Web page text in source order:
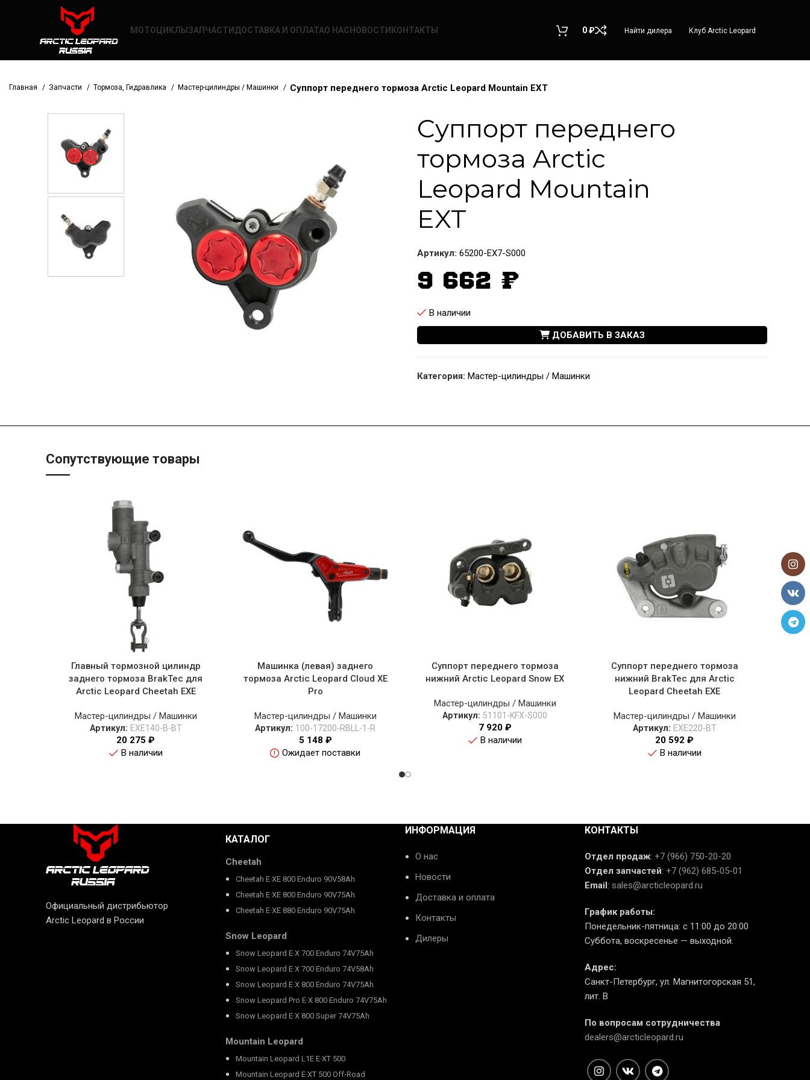
МОТОЦИКЛЫ ЗАПЧАСТИ ДОСТАВКА И ОПЛАТАО НАС НОВОСТИ КОНТАКТЫ 0₽ Найти дилера Клуб Arctic Leopard
Главная Запчасти Тормоза, Гидравлика Мастер-цилиндры / Машинки Суппорт переднего тормоза Arctic Leopard Mountain EXT
Суппорт переднего
тормоза Arctic
Leopard Mountain
EXT
Артикул: 65200-EX7-S000
9 662 ₽
В наличии
ДОБАВИТЬ В ЗАКАЗ
Категория: Мастер-цилиндры / Машинки
Сопутствующие товары
Главный тормозной цилиндр
заднего тормоза BrakTec для
Arctic Leopard Cheetah EXE
Мастер-цилиндры / Машинки
Артикул: EXE140-B-BT
20 275 ₽
В наличии
Машинка (левая) заднего
тормоза Arctic Leopard Cloud XE
Pro
Мастер-цилиндры / Машинки
Артикул: 100-17200-RBLL-1-R
5 148 ₽
Ожидает поставки
Суппорт переднего тормоза
нижний Arctic Leopard Snow EX
Мастер-цилиндры / Машинки
Артикул: 51101-KFX-S000
7 920 ₽
В наличии
Суппорт переднего тормоза
нижний BrakTec для Arctic
Leopard Cheetah EXE
Мастер-цилиндры / Машинки
Артикул: EXE220-BT
20 592 ₽
В наличии
Официальный дистрибьютор
Arctic Leopard в России
КАТАЛОГ
Cheetah
Cheetah E·XE 800 Enduro 90V58Ah
Cheetah E·XE 800 Enduro 90V75Ah
Cheetah E·XE 880 Enduro 90V75Ah
Snow Leopard
Snow Leopard E·X 700 Enduro 74V75Ah
Snow Leopard E·X 700 Enduro 74V58Ah
Snow Leopard E·X 800 Enduro 74V75Ah
Snow Leopard Pro E·X 800 Enduro 74V75Ah
Snow Leopard E·X 800 Super 74V75Ah
Mountain Leopard
Mountain Leopard L1E E·XT 500
Mountain Leopard E·XT 500 Off-Road
ИНФОРМАЦИЯ
О нас
Новости
Доставка и оплата
Контакты
Дилеры
КОНТАКТЫ
Отдел продаж: +7 (966) 750-20-20
Отдел запчастей: +7 (962) 685-05-01
Email: sales@arcticleopard.ru
График работы:
Понедельник-пятница: с 11:00 до 20:00
Суббота, воскресенье — выходной.
Адрес:
Санкт-Петербург, ул. Магнитогорская 51,
лит. В
По вопросам сотрудничества
dealers@arcticleopard.ru